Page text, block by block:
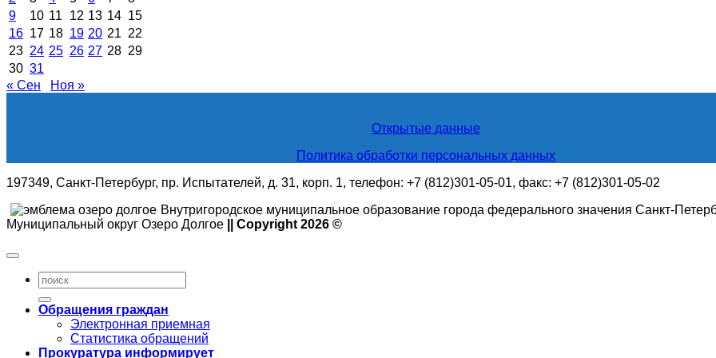
9
10 11 12 13 14 15
16 17 18 19 20 21 22
23 24 25 26 27 28 29
30 31
« Сен
Ноя »
Открытые данные
Политика обработки персональных данных
197349, Санкт-Петербург, пр. Испытателей, д. 31, корп. 1, телефон: +7 (812)301-05-01, факс: +7 (812)301-05-02
Внутригородское муниципальное образование города федерального значения Санкт-
Муниципальный округ Озеро Долгое
|| Copyright 2026 ©
Обращения граждан
Электронная приемная
Статистика обращений
Прокуратура информирует